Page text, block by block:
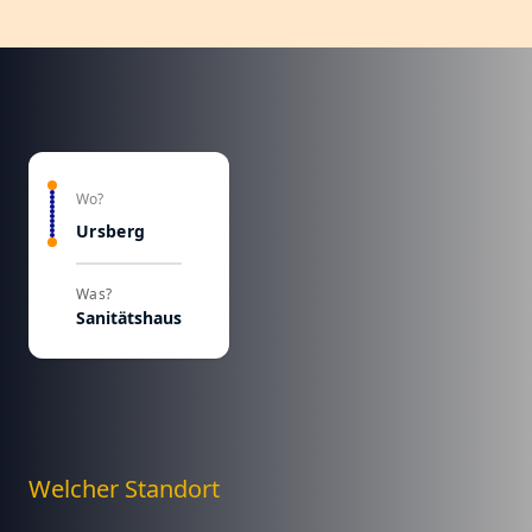
Wo?
Ursberg
Was?
Sanitätshaus
Welcher Standort